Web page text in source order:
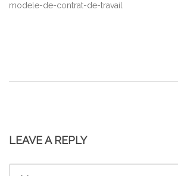
modele-de-contrat-de-travail
LEAVE A REPLY